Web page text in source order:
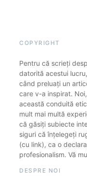
COPYRIGHT
Pentru că scrieți
datorită acestui
când preluați un
care v-a inspirat.
această conduită
mult mai multă
că găsiți subiecte
siguri că înțelegeți
(cu link), ca o
profesionalism. Vă
DESPRE NOI